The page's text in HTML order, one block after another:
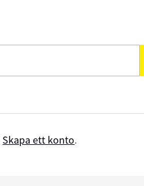
Skapa ett konto.